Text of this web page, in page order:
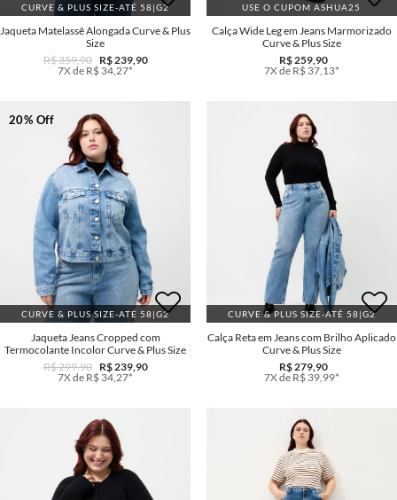
CURVE & PLUS SIZE-ATÉ 58|G2
Jaqueta Matelassê Alongada Curve & Plus
Size
R$ 359,90
R$ 239,90
7X de R$ 34,27*
USE O CUPOM ASHUA25
Calça Wide Leg em Jeans Marmorizado
Curve & Plus Size
R$ 259,90
7X de R$ 37,13*
CURVE & PLUS SIZE-ATÉ 58|G2
20% Off
Jaqueta Jeans Cropped com
Termocolante Incolor Curve & Plus Size
R$ 299,90
R$ 239,90
7X de R$ 34,27*
CURVE & PLUS SIZE-ATÉ 58|G2
Calça Reta em Jeans com Brilho Aplicado
Curve & Plus Size
R$ 279,90
7X de R$ 39,99*